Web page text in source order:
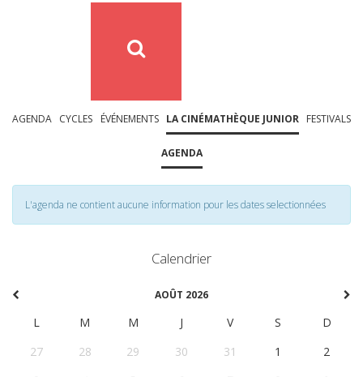
AGENDA CYCLES ÉVÉNEMENTS LA CINÉMATHÈQUE JUNIOR FESTIVALS
AGENDA
L'agenda ne contient aucune information pour les dates selectionnées
Calendrier
AOÛT 2026
L M M J V S
D
27
28 29 30 31 1
2